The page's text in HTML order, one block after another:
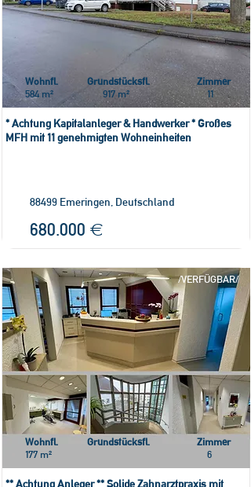
Wohnfl.
584 m²
Grundstücksfl.
917 m²
Zimmer
11
* Achtung Kapitalanleger & Handwerker * Großes
MFH mit 11 genehmigten Wohneinheiten
88499 Emeringen, Deutschland
680.000 €
/VERFÜGBAR/
Wohnfl.
177 m²
Grundstücksfl.
Zimmer
6
** Achtung Anleger ** Solide Zahnarztpraxis mit